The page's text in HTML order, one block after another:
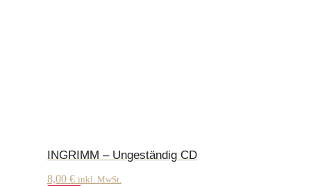
INGRIMM – Ungeständig CD
8,00 € inkl. MwSt.